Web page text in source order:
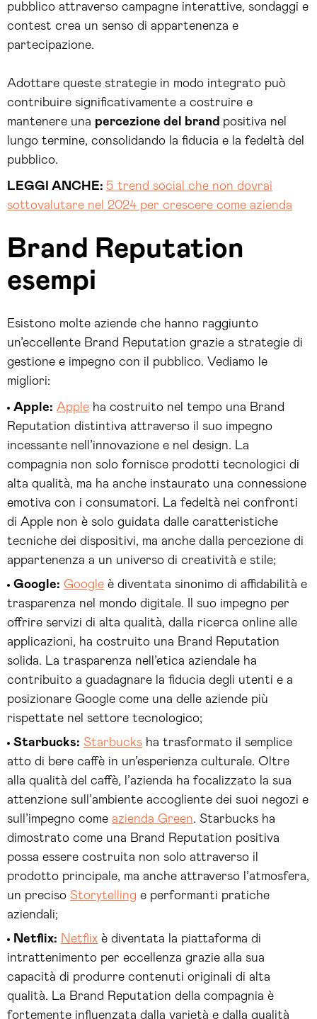
pubblico attraverso campagne interattive, sondaggi e
contest crea un senso di appartenenza e
partecipazione.
Adottare queste strategie in modo integrato può
contribuire significativamente a costruire e
mantenere una percezione del brand positiva nel
lungo termine, consolidando la fiducia e la fedeltà del
pubblico.
LEGGI ANCHE: 5 trend social che non dovrai
sottovalutare nel 2024 per crescere come azienda
Brand Reputation
esempi
Esistono molte aziende che hanno raggiunto
un’eccellente Brand Reputation grazie a strategie di
gestione e impegno con il pubblico. Vediamo le
migliori:
Apple: Apple ha costruito nel tempo una Brand
Reputation distintiva attraverso il suo impegno
incessante nell’innovazione e nel design. La
compagnia non solo fornisce prodotti tecnologici di
alta qualità, ma ha anche instaurato una connessione
emotiva con i consumatori. La fedeltà nei confronti
di Apple non è solo guidata dalle caratteristiche
tecniche dei dispositivi, ma anche dalla percezione di
appartenenza a un universo di creatività e stile;
Google: Google è diventata sinonimo di affidabilità e
trasparenza nel mondo digitale. Il suo impegno per
offrire servizi di alta qualità, dalla ricerca online alle
applicazioni, ha costruito una Brand Reputation
solida. La trasparenza nell’etica aziendale ha
contribuito a guadagnare la fiducia degli utenti e a
posizionare Google come una delle aziende più
rispettate nel settore tecnologico;
Starbucks: Starbucks ha trasformato il semplice
atto di bere caffè in un’esperienza culturale. Oltre
alla qualità del caffè, l’azienda ha focalizzato la sua
attenzione sull’ambiente accogliente dei suoi negozi e
sull’impegno come azienda Green. Starbucks ha
dimostrato come una Brand Reputation positiva
possa essere costruita non solo attraverso il
prodotto principale, ma anche attraverso l’atmosfera,
un preciso Storytelling e performanti pratiche
aziendali;
Netflix: Netflix è diventata la piattaforma di
intrattenimento per eccellenza grazie alla sua
capacità di produrre contenuti originali di alta
qualità. La Brand Reputation della compagnia è
fortemente influenzata dalla varietà e dalla qualità